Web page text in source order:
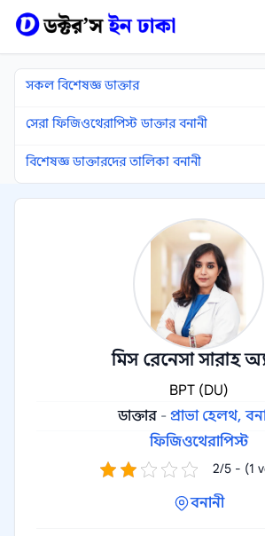
সকল বিশেষজ্ঞ ডাক্তার
সেরা ফিজিওথেরাপিস্ট ডাক্তার বনানী
বিশেষজ্ঞ ডাক্তারদের তালিকা বনানী
মিস রেনেসা সারাহ
BPT (DU)
ডাক্তার - প্রাভা হেলথ,
ফিজিওথেরাপিস্ট
2/5 - (1
বনানী